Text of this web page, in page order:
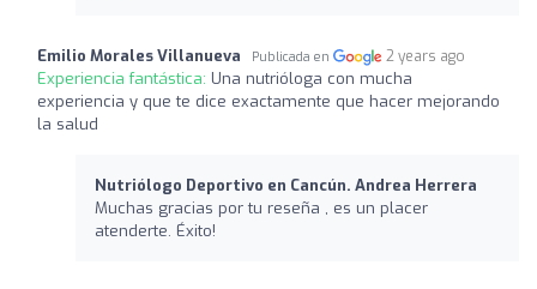
Emilio Morales Villanueva Publicada en 2 years ago
Experiencia fantástica: Una nutrióloga con mucha
experiencia y que te dice exactamente que hacer mejorando
la salud
Nutriólogo Deportivo en Cancún. Andrea Herrera
Muchas gracias por tu reseña , es un placer
atenderte. Éxito!